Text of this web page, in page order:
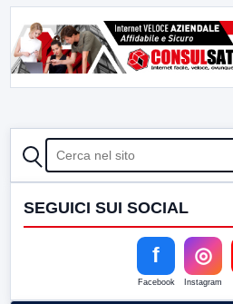
CERCA
SEGUICI SUI SOCIAL
f
Facebook
◎
Instagram